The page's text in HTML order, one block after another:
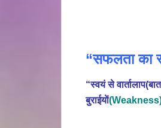
“सफलता का
“स्वयं से
बुराईयाें